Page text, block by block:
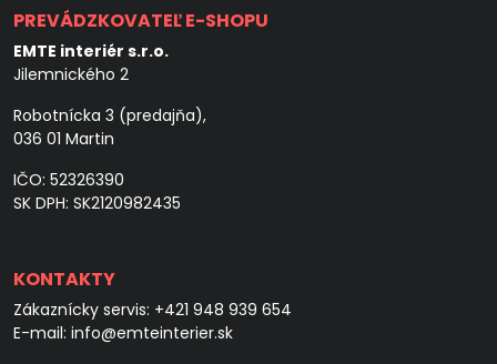
PREVÁDZKOVATEĽ E-SHOPU
EMTE interiér s.r.o.
Jilemnického 2
Robotnícka 3 (predajňa),
036 01 Martin
IČO: 52326390
SK DPH: SK2120982435
KONTAKTY
Zákaznícky servis: +421 948 939 654
E-mail: info@emteinterier.sk